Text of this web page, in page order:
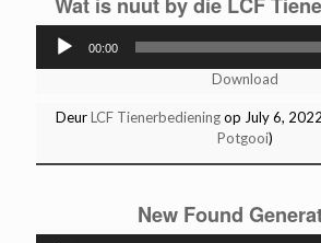
Player
00:00
Download
DeurLCF Tienerbedieningop July 6,
Potgooi)
New Found